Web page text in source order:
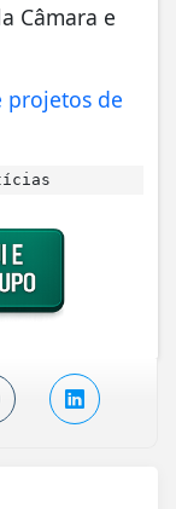
Câmara e
projetos de